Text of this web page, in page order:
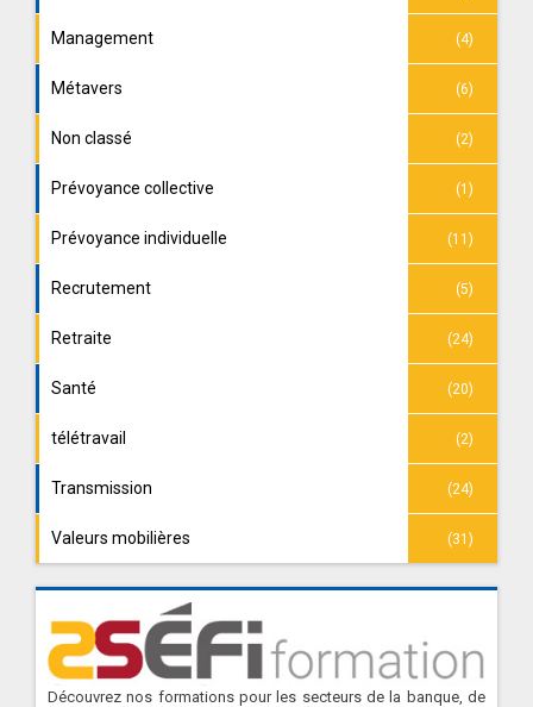
Management (4)
Métavers (6)
Non classé (2)
Prévoyance collective (1)
Prévoyance individuelle (11)
Recrutement (5)
Retraite (24)
Santé (20)
télétravail (2)
Transmission (24)
Valeurs mobilières (31)
Découvrez nos formations pour les secteurs de la banque, de